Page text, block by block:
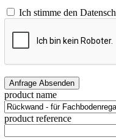
Ich stimme den
product name
product reference